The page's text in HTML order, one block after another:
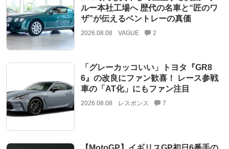
ルー本社工場へ 歴代の名車と“匠のワ
ザ”が伝えるベントレーの真価
2026.08.08 VAGUE 2
「グレーカッコいい」トヨタ『GR8
6』の改良にファン歓喜！ レース参戦
車の「AT化」にもファン注目
2026.08.08 レスポンス 7